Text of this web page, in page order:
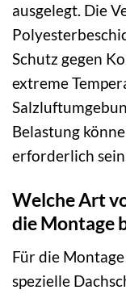
ausgelegt. Die
Schutz gegen
extreme
Belastung
erforderlich
Welche Art
die Montage
Für die
spezielle